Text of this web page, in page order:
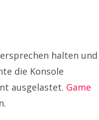
halten und
die Konsole
ausgelastet. Game